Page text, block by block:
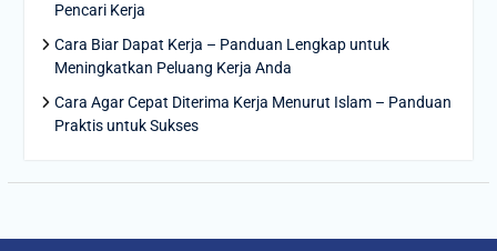
Pencari Kerja
Cara Biar Dapat Kerja – Panduan Lengkap untuk
Meningkatkan Peluang Kerja Anda
Cara Agar Cepat Diterima Kerja Menurut Islam – Panduan
Praktis untuk Sukses